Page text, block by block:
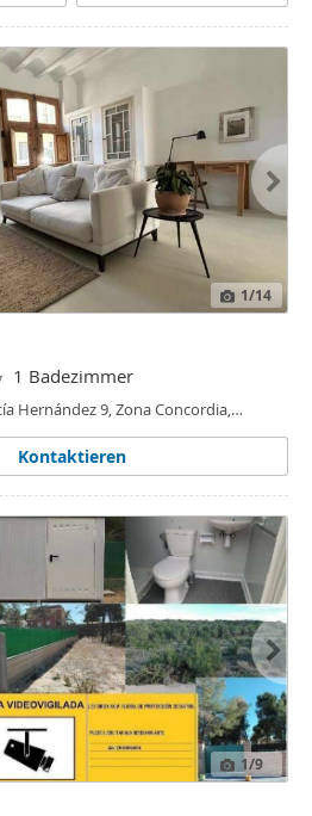
1/14
1 Badezimmer
Hernández 9, Zona Concordia,
Kontaktieren
1/9